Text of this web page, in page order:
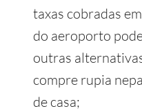
taxas cobradas
do aeroporto
outras
compre rupia
de casa;